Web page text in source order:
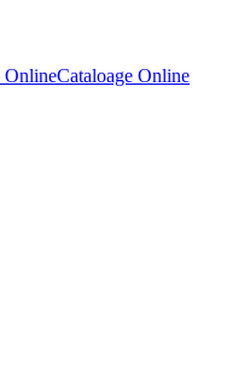
Cataloage Online